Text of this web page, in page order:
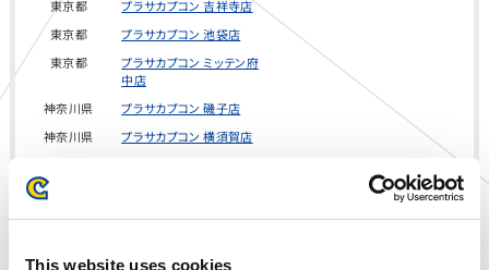
This website uses cookies
東京都
プラサカプコン 吉祥寺店
東京都
プラサカプコン 池袋店
東京都
プラサカプコン ミッテン府
中店
神奈川県
プラサカプコン 磯子店
神奈川県
プラサカプコン 横須賀店
愛知県
プラサカプコン 稲沢店